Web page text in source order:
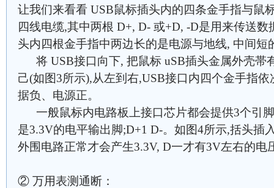
让我们来看看 USB鼠标插头内的四条金手指与鼠
四线电缆,其中两根 D+, D- 或+D, -D是用来传送
头内四根金手指中两边长的是电源与地线, 中间短
将 USB接口向下, 把鼠标 uSB插头金属外壳帯
己(如图3所示),从左到右,USB接口内四个金手指
据负、电源正。
一般鼠标内电路板上接口芯片都会提供3个引
是3.3V的电平输出脚;D+1 D-。如图4所示,括头插
外围电路正常才会产生3.3V, D一才有3V左右的电
② 万用表测通断：